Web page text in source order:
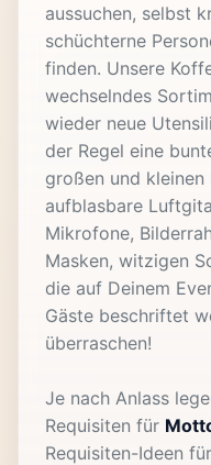
aussuchen, selbst
schüchterne
finden. Unsere
wechselndes
wieder neue
der Regel eine
großen und kleinen
aufblasbare
Mikrofone,
Masken, witzigen
die auf Deinem
Gäste beschriftet
überraschen!
Je nach Anlass
Requisiten für
Requisiten-Ideen